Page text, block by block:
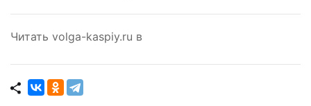
Читать volga-kaspiy.ru в